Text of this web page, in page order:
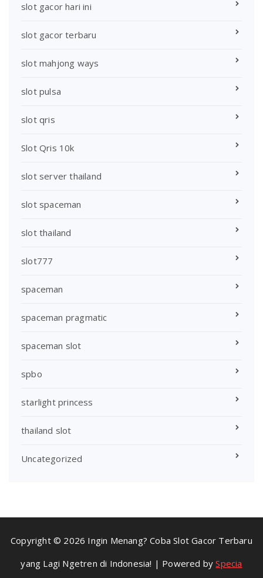
slot gacor hari ini
slot gacor terbaru
slot mahjong ways
slot pulsa
slot qris
Slot Qris 10k
slot server thailand
slot spaceman
slot thailand
slot777
spaceman
spaceman pragmatic
spaceman slot
spbo
starlight princess
thailand slot
Uncategorized
Copyright © 2026 Ingin Menang? Coba Slot Gacor Terbaru
yang Lagi Ngetren di Indonesia! | Powered bySpecia